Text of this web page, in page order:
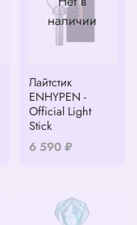
наличии
Лайтстик
ENHYPEN -
Official Light
Stick
6 590 ₽